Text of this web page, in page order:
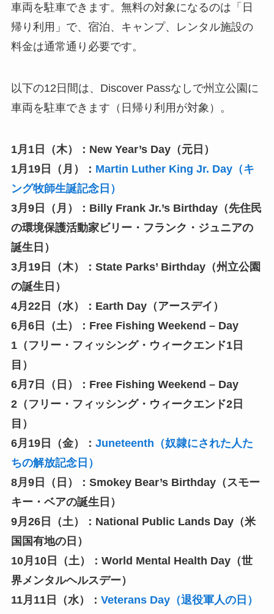
車両を駐車できます。無料の対象になるのは「日
帰り利用」で、宿泊、キャンプ、レンタル施設の
料金は通常通り必要です。
以下の12日間は、Discover Passなしで州立公園に
車両を駐車できます（日帰り利用が対象）。
1月1日（木）：New Year’s Day（元日）
1月19日（月）： Martin Luther King Jr. Day（キ
ング牧師生誕記念日）
3月9日（月）：Billy Frank Jr.’s Birthday（先住民
の環境保護活動家ビリー・フランク・ジュニアの
誕生日）
3月19日（木）：State Parks’ Birthday（州立公園
の誕生日）
4月22日（水）：Earth Day（アースデイ）
6月6日（土）：Free Fishing Weekend – Day
1（フリー・フィッシング・ウィークエンド1日
目）
6月7日（日）：Free Fishing Weekend – Day
2（フリー・フィッシング・ウィークエンド2日
目）
6月19日（金）： Juneteenth（奴隷にされた人た
ちの解放記念日）
8月9日（日）：Smokey Bear’s Birthday（スモー
キー・ベアの誕生日）
9月26日（土）：National Public Lands Day（米
国国有地の日）
10月10日（土）：World Mental Health Day（世
界メンタルヘルスデー）
11月11日（水）： Veterans Day（退役軍人の日）